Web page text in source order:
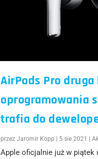
AirPods Pro
oprogramowania
trafia do
przezJaromir Kopp 5 sie 2021 |
Apple oficjalnie już w piątek